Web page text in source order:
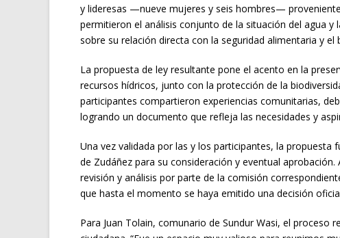
y lideresas —nueve mujeres y seis hombres—
permitieron el análisis conjunto de la situación del agua
sobre su relación directa con la seguridad alimentaria y el
La propuesta de ley resultante pone el acento en la
recursos hídricos, junto con la protección de la
participantes compartieron experiencias comunitarias,
logrando un documento que refleja las necesidades y
Una vez validada por las y los participantes, la
de Zudáñez para su consideración y eventual
revisión y análisis por parte de la comisión
que hasta el momento se haya emitido una decisión
Para Juan Tolain, comunario de Sundur Wasi, el proceso